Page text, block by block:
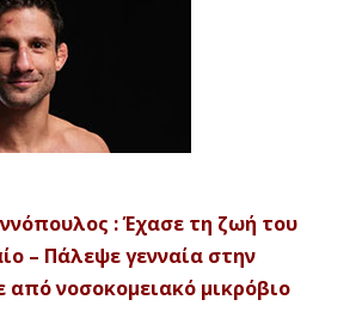
: Έχασε τη ζωή του
– Πάλεψε γενναία στην
από νοσοκομειακό μικρόβιο